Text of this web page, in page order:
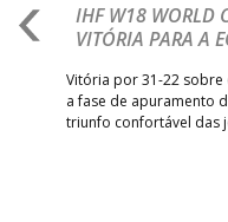
IHF W18 WORLD
VITÓRIA PARA A
Vitória por 31-22 sobre
a fase de apuramento
triunfo confortável das